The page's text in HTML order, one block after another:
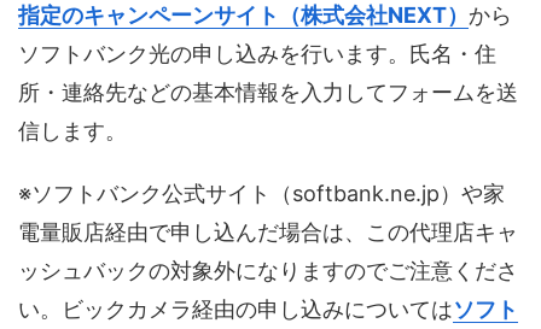
指定のキャンペーンサイト（株式会社NEXT） から
ソフトバンク光の申し込みを行います。氏名・住
所・連絡先などの基本情報を入力してフォームを送
信します。
※ソフトバンク公式サイト（softbank.ne.jp）や家
電量販店経由で申し込んだ場合は、この代理店キャ
ッシュバックの対象外になりますのでご注意くださ
い。ビックカメラ経由の申し込みについてはソフト